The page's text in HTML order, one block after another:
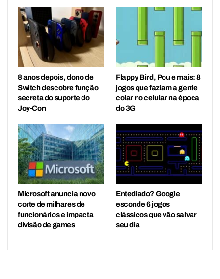
8 anos depois, dono de
Switch descobre função
secreta do suporte do
Joy-Con
Flappy Bird, Pou e mais: 8
jogos que faziam a gente
colar no celular na época
do 3G
Microsoft anuncia novo
corte de milhares de
funcionários e impacta
divisão de games
Entediado? Google
esconde 6 jogos
clássicos que vão salvar
seu dia